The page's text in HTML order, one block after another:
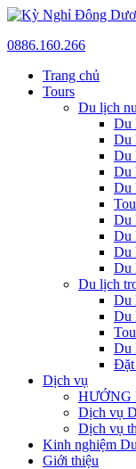
0886.160.266
Trang chủ
Tours
Du lịch
Du
Du
Du
Du
Du
Du
Du
Du
Du
Du lịch
Du
Du
Du
Đặt
Dịch vụ
Dịch vụ
Dịch vụ
Kinh nghiệm
Giới thiệu